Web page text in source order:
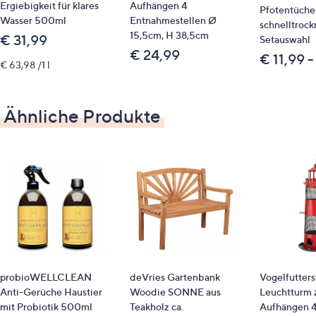
Ergiebigkeit für klares
Wasser 500ml
€ 31,99
€ 63,98 /1 l
Aufhängen 4
Entnahmestellen Ø
15,5cm, H 38,5cm
€ 24,99
Setauswahl
€ 11,99
Ähnliche Produkte
probioWELLCLEAN
Anti-Gerüche Haustier
mit Probiotik 500ml
deVries Gartenbank
Woodie SONNE aus
Teakholz ca.
Leuchtturm
Aufhängen